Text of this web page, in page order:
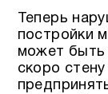
Теперь
постройки
может быть
скоро